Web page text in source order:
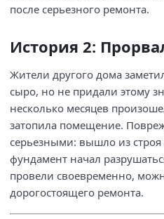
после серьезного ремонта.
История 2:
Жители другого дома
сыро, но не придали этому
несколько месяцев
затопила помещение.
серьезными: вышло из строя
фундамент начал
провели своевременно,
дорогостоящего ремонта.